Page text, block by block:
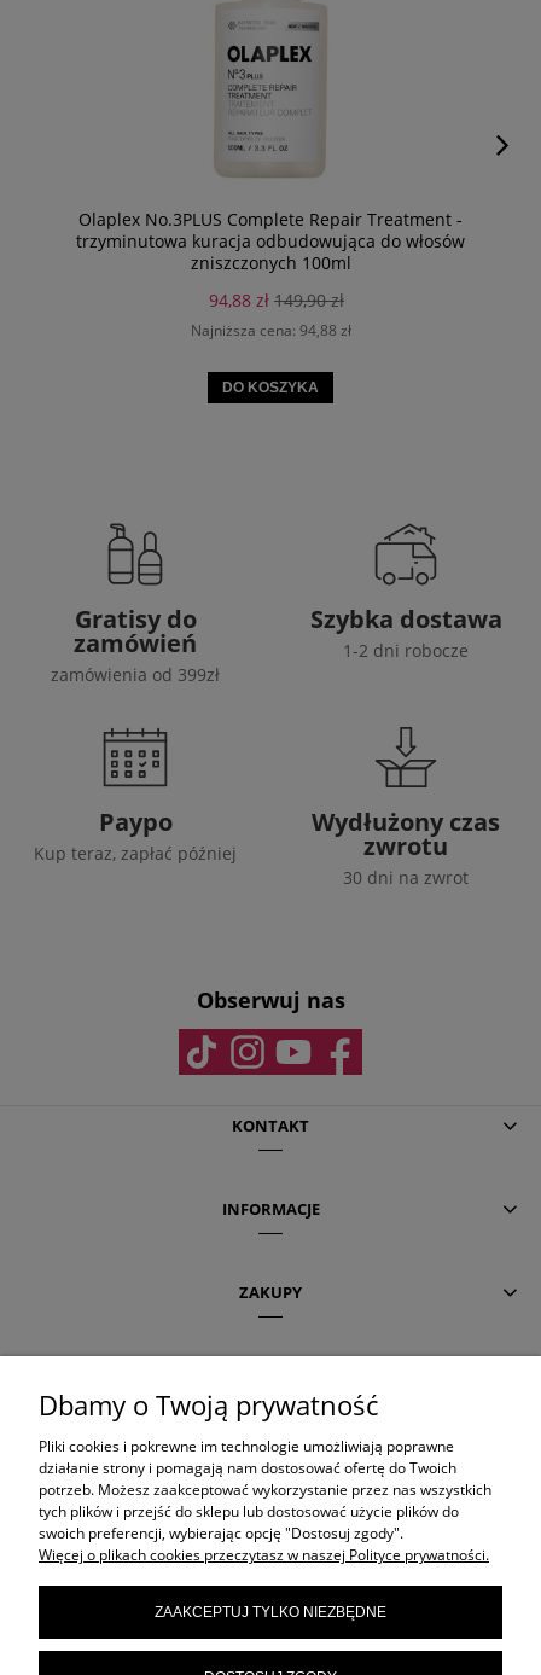
Olaplex No.3PLUS Complete Repair Treatment -
trzyminutowa kuracja odbudowująca do włosów
zniszczonych 100ml
94,88 zł 149,90 zł
Najniższa cena: 94,88 zł
DO KOSZYKA
Gratisy do
zamówień
zamówienia od 399zł
Szybka dostawa
1-2 dni robocze
Paypo
Kup teraz, zapłać później
Wydłużony czas
zwrotu
30 dni na zwrot
Obserwuj nas
KONTAKT
INFORMACJE
ZAKUPY
AKTUALNE TEMATY
OLAPLEX
Dbamy o Twoją prywatność
Pliki cookies i pokrewne im technologie umożliwiają poprawne
działanie strony i pomagają nam dostosować ofertę do Twoich
potrzeb. Możesz zaakceptować wykorzystanie przez nas wszystkich
tych plików i przejść do sklepu lub dostosować użycie plików do
swoich preferencji, wybierając opcję "Dostosuj zgody".
Więcej o plikach cookies przeczytasz w naszej Polityce prywatności.
ZAAKCEPTUJ TYLKO NIEZBĘDNE